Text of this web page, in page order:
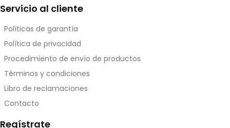
Servicio al cliente
Políticas de garantía
Política de privacidad
Procedimiento de envío de productos
Términos y condiciones
Libro de reclamaciones
Contacto
Regístrate